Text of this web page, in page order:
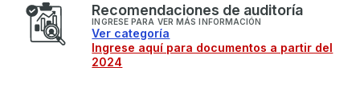
Recomendaciones de auditoría
INGRESE PARA VER MÁS INFORMACIÓN
Ver categoría
Ingrese aquí para documentos a partir del
2024